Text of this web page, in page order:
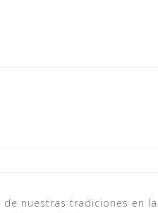
nuestras tradiciones en la